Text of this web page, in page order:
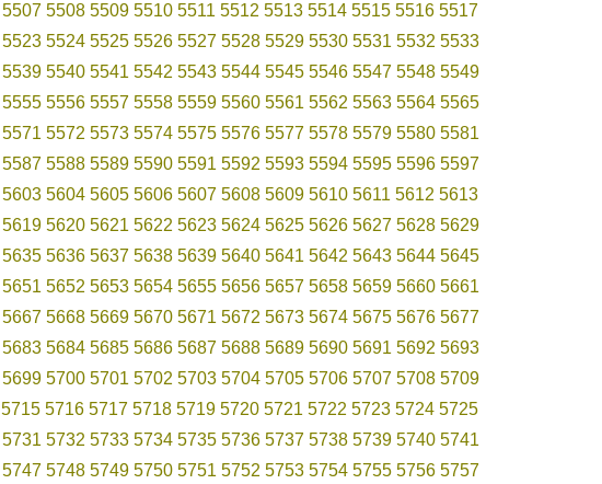
5507 5508 5509 5510 5511 5512 5513 5514 5515 5516 5517
5523 5524 5525 5526 5527 5528 5529 5530 5531 5532 5533
5539 5540 5541 5542 5543 5544 5545 5546 5547 5548 5549
5555 5556 5557 5558 5559 5560 5561 5562 5563 5564 5565
5571 5572 5573 5574 5575 5576 5577 5578 5579 5580 5581
5587 5588 5589 5590 5591 5592 5593 5594 5595 5596 5597
5603 5604 5605 5606 5607 5608 5609 5610 5611 5612 5613
5619 5620 5621 5622 5623 5624 5625 5626 5627 5628 5629
5635 5636 5637 5638 5639 5640 5641 5642 5643 5644 5645
5651 5652 5653 5654 5655 5656 5657 5658 5659 5660 5661
5667 5668 5669 5670 5671 5672 5673 5674 5675 5676 5677
5683 5684 5685 5686 5687 5688 5689 5690 5691 5692 5693
5699 5700 5701 5702 5703 5704 5705 5706 5707 5708 5709
5715 5716 5717 5718 5719 5720 5721 5722 5723 5724 5725
5731 5732 5733 5734 5735 5736 5737 5738 5739 5740 5741
5747 5748 5749 5750 5751 5752 5753 5754 5755 5756 5757